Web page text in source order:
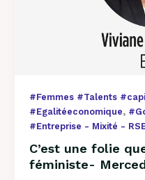
#Femmes #Talents
#Egalitéeconomique,
#Entreprise - Mixité -
C’est une folie
féministe-